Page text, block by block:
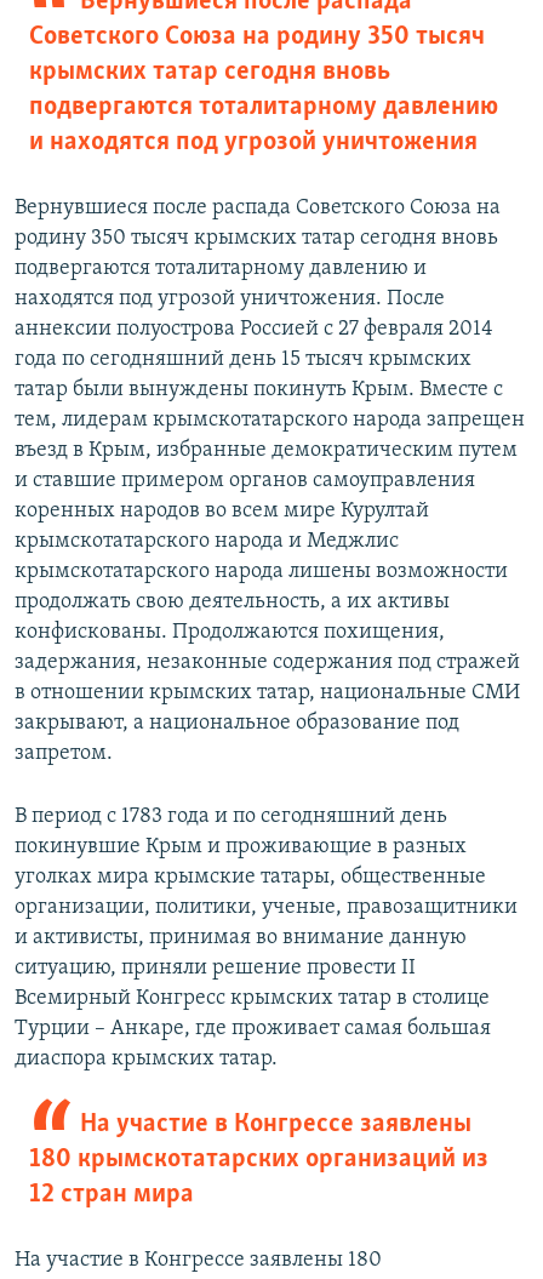
Советского Союза на родину 350 тысяч
крымских татар сегодня вновь
подвергаются тоталитарному давлению
и находятся под угрозой уничтожения
Вернувшиеся после распада Советского Союза на
родину 350 тысяч крымских татар сегодня вновь
подвергаются тоталитарному давлению и
находятся под угрозой уничтожения. После
аннексии полуострова Россией с 27 февраля 2014
года по сегодняшний день 15 тысяч крымских
татар были вынуждены покинуть Крым. Вместе с
тем, лидерам крымскотатарского народа запрещен
въезд в Крым, избранные демократическим путем
и ставшие примером органов самоуправления
коренных народов во всем мире Курултай
крымскотатарского народа и Меджлис
крымскотатарского народа лишены возможности
продолжать свою деятельность, а их активы
конфискованы. Продолжаются похищения,
задержания, незаконные содержания под стражей
в отношении крымских татар, национальные СМИ
закрывают, а национальное образование под
запретом.
В период с 1783 года и по сегодняшний день
покинувшие Крым и проживающие в разных
уголках мира крымские татары, общественные
организации, политики, ученые, правозащитники
и активисты, принимая во внимание данную
ситуацию, приняли решение провести II
Всемирный Конгресс крымских татар в столице
Турции – Анкаре, где проживает самая большая
диаспора крымских татар.
На участие в Конгрессе заявлены
180 крымскотатарских организаций из
12 стран мира
На участие в Конгрессе заявлены 180